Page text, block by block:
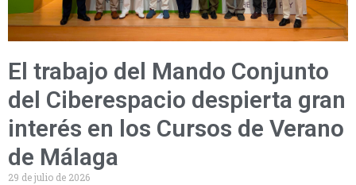
El trabajo del Mando Conjunto
del Ciberespacio despierta gran
interés en los Cursos de Verano
de Málaga
29 de julio de 2026